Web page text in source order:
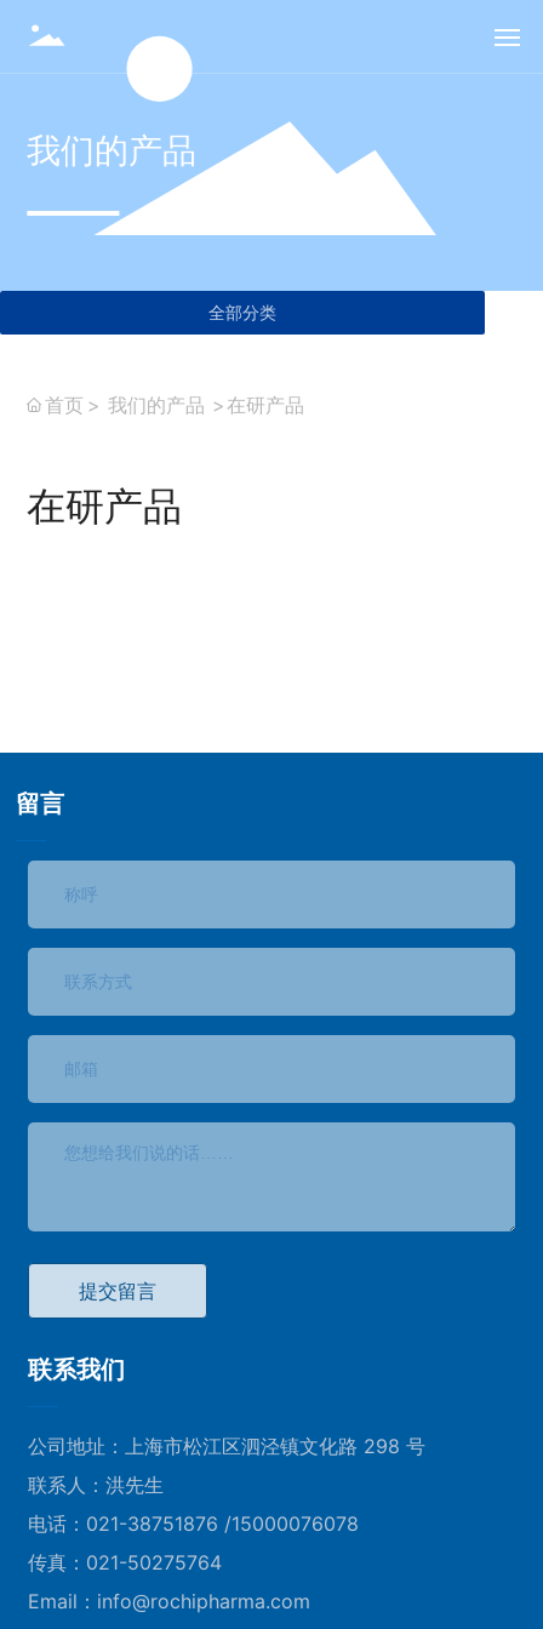
关于我们
技术和平台
服务和解决方案
加入我们
我们的产品
全部分类
首页 我们的产品 在研产品
在研产品
留言
提交留言
联系我们
公司地址：上海市松江区泗泾镇文化路 298 号
联系人：洪先生
电话： 021-38751876 /15000076078
传真：021-50275764
Email： info@rochipharma.com